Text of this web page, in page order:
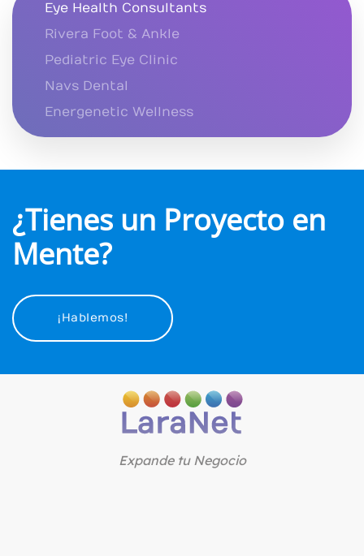
Eye Health Consultants
Rivera Foot & Ankle
Pediatric Eye Clinic
Navs Dental
Energenetic Wellness
¿Tienes un Proyecto en
Mente?
¡Hablemos!
Expande tu Negocio